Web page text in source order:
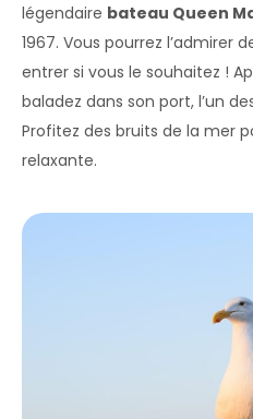
légendaire bateau Queen
1967. Vous pourrez l’admirer
entrer si vous le souhaitez !
baladez dans son port, l’un
Profitez des bruits de la mer
relaxante.